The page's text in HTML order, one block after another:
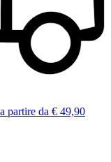
a partire da € 49,90